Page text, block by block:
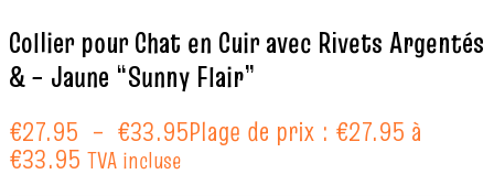
Collier pour Chat en Cuir avec Rivets Argentés
& – Jaune “Sunny Flair”
€27.95 – €33.95Plage de prix : €27.95 à
€33.95 TVA incluse